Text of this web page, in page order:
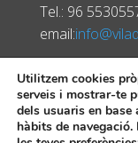
Tel.: 96
email:
Utilitzem cookies
serveis i mostrar-te
dels usuaris en
hàbits de